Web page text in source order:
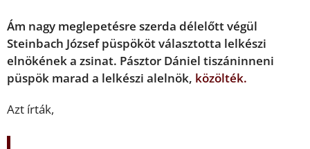
Ám nagy meglepetésre szerda délelőtt végül
Steinbach József püspököt választotta lelkészi
elnökének a zsinat. Pásztor Dániel tiszáninneni
püspök marad a lelkészi alelnök, közölték.
Azt írták,